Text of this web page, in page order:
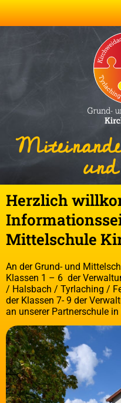
Herzlich
Mittelschule
An der Grund- und
Klassen 1 – 6 der
/ Halsbach / Tyrlaching /
der Klassen 7- 9 der
an unserer Partnerschule